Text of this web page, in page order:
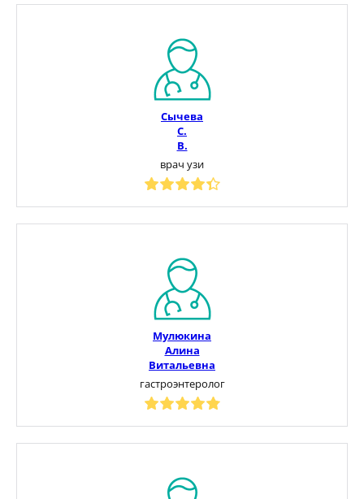
Сычева
С.
В.
врач узи
Мулюкина
Алина
Витальевна
гастроэнтеролог